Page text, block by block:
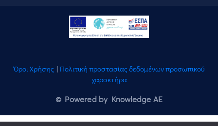
Όροι Χρήσης | Πολιτική προστασίας δεδομένων προσωπικού
χαρακτήρα
© Powered by Knowledge AE